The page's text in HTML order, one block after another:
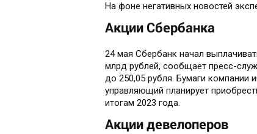
На фоне негативных новостей
Акции Сбербанка
24 мая Сбербанк начал
млрд рублей, сообщает пресс-
до 250,05 рубля. Бумаги компании
управляющий планирует
итогам 2023 года.
Акции девелоперов